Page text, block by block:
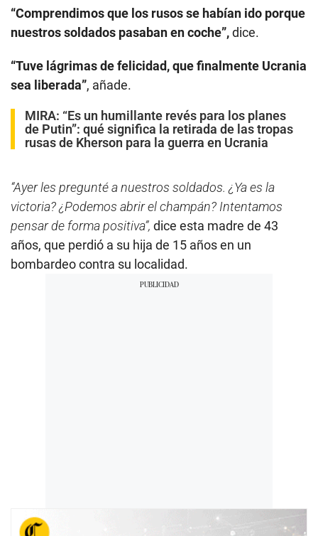
“Comprendimos que los rusos se habían ido porque
nuestros soldados pasaban en coche”,dice.
“Tuve lágrimas de felicidad, que finalmente Ucrania
sea liberada”, añade.
MIRA: “Es un humillante revés para los planes
de Putin”: qué significa la retirada de las tropas
rusas de Kherson para la guerra en Ucrania
“Ayer les pregunté a nuestros soldados. ¿Ya es la
victoria? ¿Podemos abrir el champán? Intentamos
pensar de forma positiva”, dice esta madre de 43
años, que perdió a su hija de 15 años en un
bombardeo contra su localidad.